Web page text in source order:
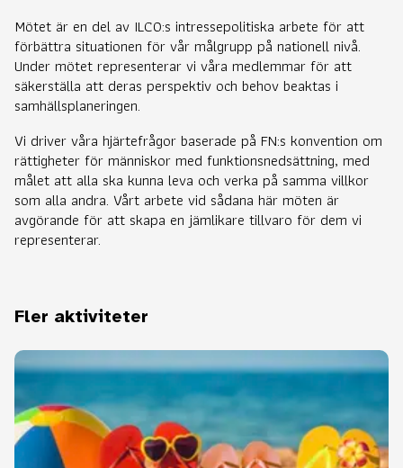
Mötet är en del av ILCO:s intressepolitiska arbete för att
förbättra situationen för vår målgrupp på nationell nivå.
Under mötet representerar vi våra medlemmar för att
säkerställa att deras perspektiv och behov beaktas i
samhällsplaneringen.
Vi driver våra hjärtefrågor baserade på FN:s konvention om
rättigheter för människor med funktionsnedsättning, med
målet att alla ska kunna leva och verka på samma villkor
som alla andra. Vårt arbete vid sådana här möten är
avgörande för att skapa en jämlikare tillvaro för dem vi
representerar.
Fler aktiviteter